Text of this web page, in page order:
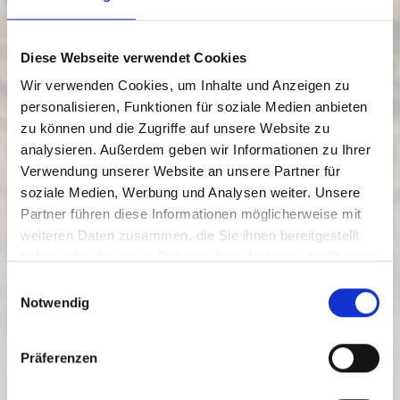
Diese Webseite verwendet Cookies
Wir verwenden Cookies, um Inhalte und Anzeigen zu
personalisieren, Funktionen für soziale Medien anbieten
zu können und die Zugriffe auf unsere Website zu
analysieren. Außerdem geben wir Informationen zu Ihrer
Verwendung unserer Website an unsere Partner für
soziale Medien, Werbung und Analysen weiter. Unsere
Partner führen diese Informationen möglicherweise mit
weiteren Daten zusammen, die Sie ihnen bereitgestellt
Notwendig
Präferenzen
PILGRIMAGE